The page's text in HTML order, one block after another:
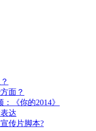
面？
《你的2014》
达
传片脚本?